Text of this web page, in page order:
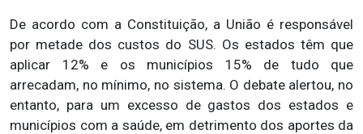
De acordo com a Constituição, a União é responsável
por metade dos custos do SUS. Os estados têm que
aplicar 12% e os municípios 15% de tudo que
arrecadam, no mínimo, no sistema. O debate alertou, no
entanto, para um excesso de gastos dos estados e
municípios com a saúde, em detrimento dos aportes da